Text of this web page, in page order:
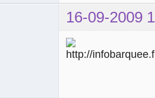
16-09-2009